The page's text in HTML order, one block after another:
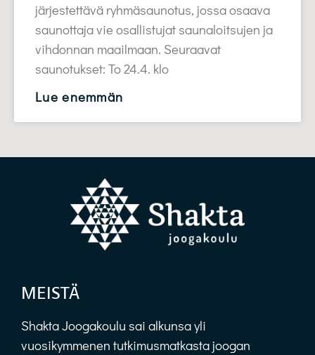
järjestettävä ryhmäsaunotus, jossa osaava
saunottaja vie osallistujat saunaloitsujen ja
vihdonnan maailmaan. Seuraavat
saunotukset: To 24.4. klo
Lue enemmän
MEISTÄ
Shakta Joogakoulu sai alkunsa yli
vuosikymmenen tutkimusmatkasta joogan